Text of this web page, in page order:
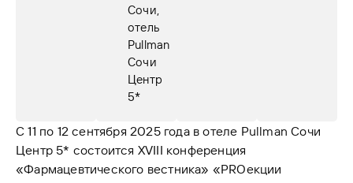
Сочи,
отель
Pullman
Сочи
Центр
5*
С 11 по 12 сентября 2025 года в отеле Pullman Сочи
Центр 5* состоится XVIII конференция
«Фармацевтического вестника» «PROекции